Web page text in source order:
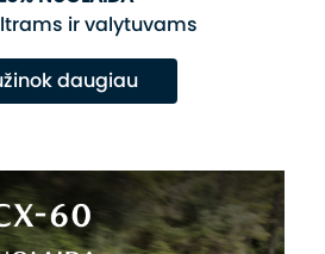
ir valytuvams
daugiau